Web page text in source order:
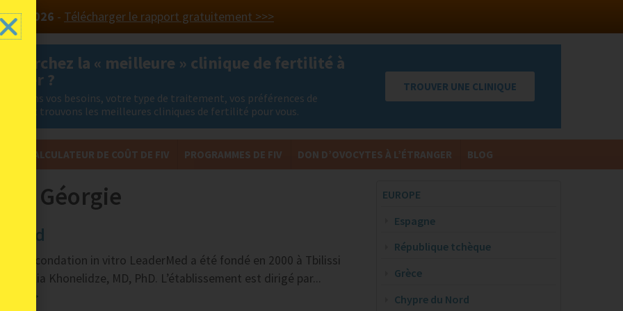
2026 - Télécharger le rapport gratuitement >>>
cherchez la « meilleure » clinique de fertilité à
?
analysons vos besoins, votre type de traitement, vos préférences de
et trouvons les meilleures cliniques de fertilité pour vous.
TROUVER UNE CLINIQUE
CALCULATEUR DE COÛT DE FIV PROGRAMMES DE FIV DON D’OVOCYTES À L’ÉTRANGER BLOG
en Géorgie
de fécondation in vitro LeaderMed a été fondé en 2000 à Tbilissi
Natalia Khonelidze, MD, PhD. L’établissement est dirigé par...
plus >
EUROPE
Espagne
République tchèque
Grèce
Chypre du Nord